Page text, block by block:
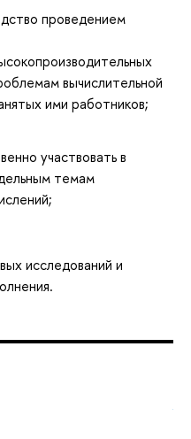
проведением
вычислительной
ими работников;
участвовать в
темам
исследований и